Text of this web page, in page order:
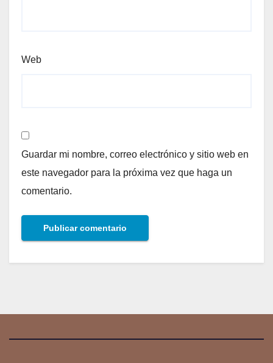
Web
Guardar mi nombre, correo electrónico y sitio web en
este navegador para la próxima vez que haga un
comentario.